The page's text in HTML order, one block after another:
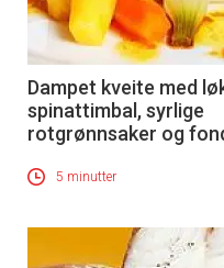
kan fritt velge
tilsendt.
Dampet kveite med
spinattimbal, syrlige
rotgrønnsaker og
5 minutter